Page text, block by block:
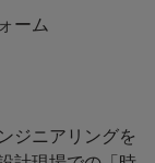
ーム
ジニアリングを